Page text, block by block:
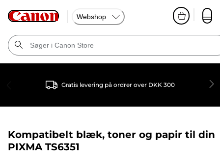
Webshop
Gratis levering på ordrer over DKK 300
Kompatibelt blæk, toner og papir til din
PIXMA TS6351